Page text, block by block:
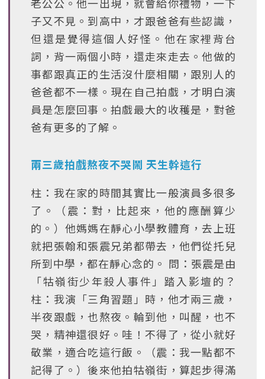
子又不見。到高中，才跟爸爸有些認識，
但還是覺得這個人好怪。他在家裡背台
詞，背一兩個小時，還走來走去。他做的
事都跟真正的生活沒什麼相關，跟別人的
爸爸都不一樣。現在自己拍戲，才明白演
員是怎麼回事。拍戲最大的收穫是，對爸
爸有更多的了解。
兩三歲拍戲熬夜不哭鬧 天生幹這行
柱：我在家的時間其實比一般演員多很多
了。（震：對，比起來，他的應酬算少
的。）他媽媽在靜心小學教體育，去上班
就把張翰和張震兄弟都帶去，他們從托兒
所到中學，都在靜心念的。 問：張震是由
「牯嶺街少年殺人事件」踏入影壇的？
柱：我演「三角習題」時，他才兩三歲，
半夜跟戲，也熬夜。輪到他，叫醒，也不
哭，精神還很好。哇！不得了，從小就好
敬業，適合吃這行飯。（震：我一點都不
記得了。）後來他拍牯嶺街，算起步得滿